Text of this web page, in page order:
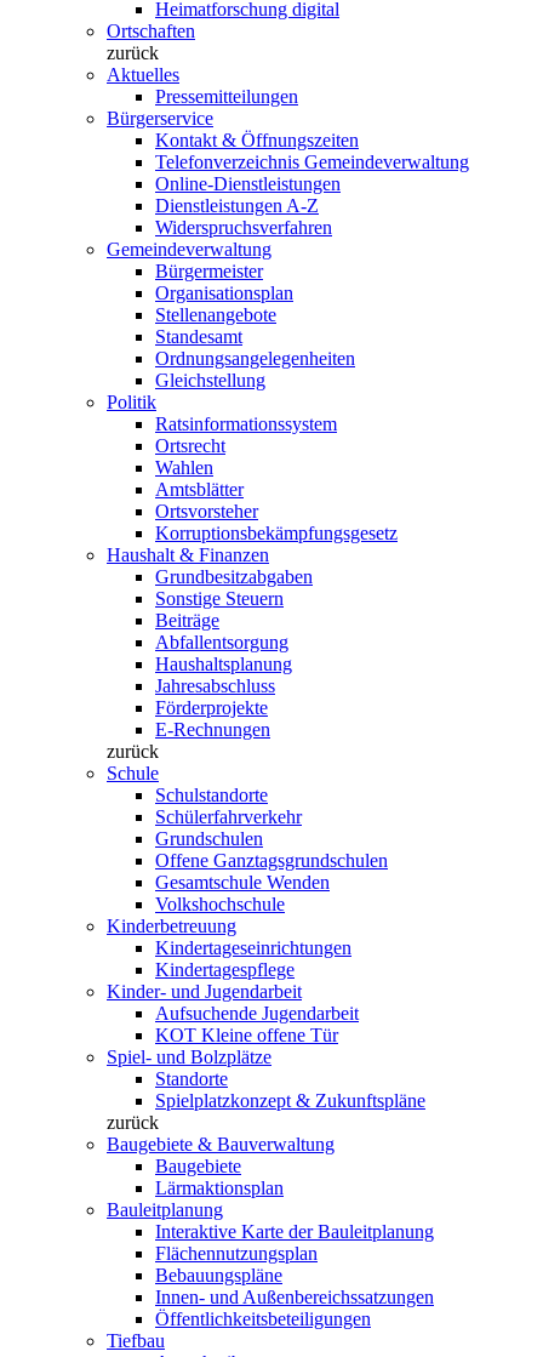
Heimatforschung digital
Ortschaften
zurück
Aktuelles
Pressemitteilungen
Bürgerservice
Kontakt & Öffnungszeiten
Telefonverzeichnis Gemeindeverwaltung
Online-Dienstleistungen
Dienstleistungen A-Z
Widerspruchsverfahren
Gemeindeverwaltung
Bürgermeister
Organisationsplan
Stellenangebote
Standesamt
Ordnungsangelegenheiten
Gleichstellung
Politik
Ratsinformationssystem
Ortsrecht
Wahlen
Amtsblätter
Ortsvorsteher
Korruptionsbekämpfungsgesetz
Haushalt & Finanzen
Grundbesitzabgaben
Sonstige Steuern
Beiträge
Abfallentsorgung
Haushaltsplanung
Jahresabschluss
Förderprojekte
E-Rechnungen
zurück
Schule
Schulstandorte
Schülerfahrverkehr
Grundschulen
Offene Ganztagsgrundschulen
Gesamtschule Wenden
Volkshochschule
Kinderbetreuung
Kindertageseinrichtungen
Kindertagespflege
Kinder- und Jugendarbeit
Aufsuchende Jugendarbeit
KOT Kleine offene Tür
Spiel- und Bolzplätze
Standorte
Spielplatzkonzept & Zukunftspläne
zurück
Baugebiete & Bauverwaltung
Baugebiete
Lärmaktionsplan
Bauleitplanung
Interaktive Karte der Bauleitplanung
Flächennutzungsplan
Bebauungspläne
Innen- und Außenbereichssatzungen
Öffentlichkeitsbeteiligungen
Tiefbau